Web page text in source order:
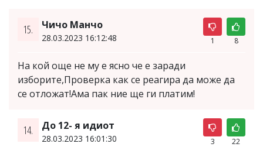
15. Чичо Манчо
28.03.2023 16:12:48 1 8
На кой още не му е ясно че е заради
изборите,Проверка как се реагира да може да
се отложат!Ама пак ние ще ги платим!
14. До 12- я идиот
28.03.2023 16:01:30 3 22